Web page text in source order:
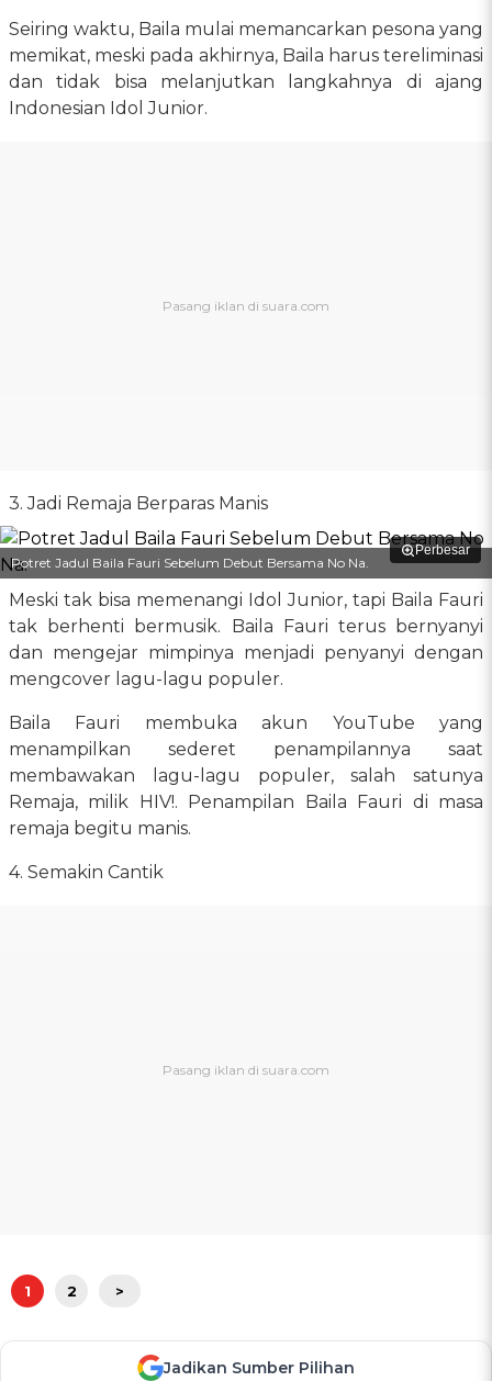
Seiring waktu, Baila mulai memancarkan pesona yang
memikat, meski pada akhirnya, Baila harus tereliminasi
dan tidak bisa melanjutkan langkahnya di ajang
Indonesian Idol Junior.
3. Jadi Remaja Berparas Manis
Perbesar
Potret Jadul Baila Fauri Sebelum Debut Bersama No Na.
Meski tak bisa memenangi Idol Junior, tapi Baila Fauri
tak berhenti bermusik. Baila Fauri terus bernyanyi
dan mengejar mimpinya menjadi penyanyi dengan
mengcover lagu-lagu populer.
Baila Fauri membuka akun YouTube yang
menampilkan sederet penampilannya saat
membawakan lagu-lagu populer, salah satunya
Remaja, milik HIV!. Penampilan Baila Fauri di masa
remaja begitu manis.
4. Semakin Cantik
1 2 >
Jadikan Sumber Pilihan